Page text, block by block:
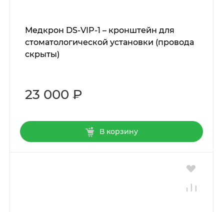
Медкрон DS-VIP-1 – кронштейн для
стоматологической установки (провода
скрыты)
23 000 ₽
В корзину